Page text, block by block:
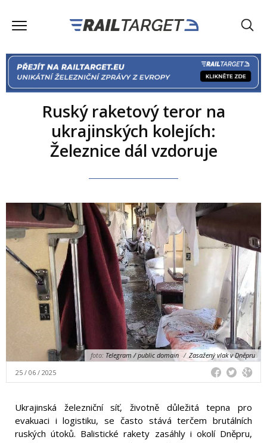
Ruský raketový teror na
ukrajinských kolejích:
Železnice dál vzdoruje
foto: Telegram / public domain / Zasažený vlak v Dněpru
25 / 06 / 2025
Ukrajinská železniční síť, životně důležitá tepna pro
evakuaci i logistiku, se často stává terčem brutálních
ruských útoků. Balistické rakety zasáhly i okolí Dněpru,